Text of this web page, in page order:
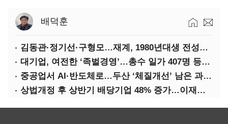
배덕훈
김동관·정기선·구형모…재계, 1980년대생 전성시대
대기업, 여전한 ‘족벌경영’…총수 일가 407명 등기임원
중공업서 AI·반도체로…두산 ‘체질개선’ 남은 과제는
상법개정 후 상반기 배당기업 48% 증가…이재용 배당액 728억 1위